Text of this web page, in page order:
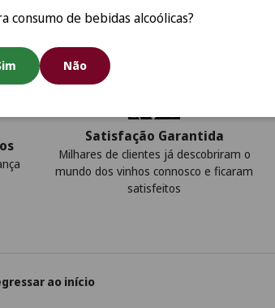
consumo de bebidas alcoólicas?
Não
Satisfação Garantida
Milhares de clientes já descobriram o
mundo dos vinhos connosco e ficaram
satisfeitos
ao início